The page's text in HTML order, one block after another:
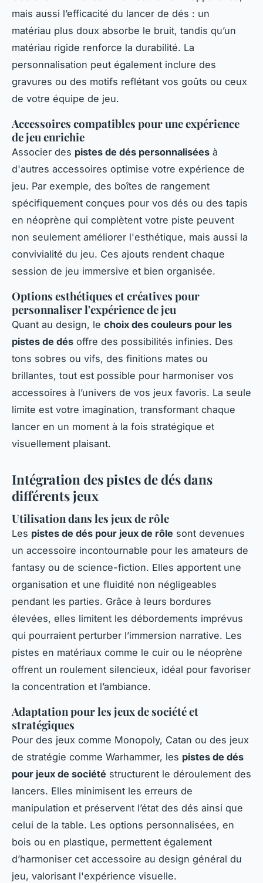
mais aussi l’efficacité du lancer de dés : un
matériau plus doux absorbe le bruit, tandis qu’un
matériau rigide renforce la durabilité. La
personnalisation peut également inclure des
gravures ou des motifs reflétant vos goûts ou ceux
de votre équipe de jeu.
Accessoires compatibles pour une expérience
de jeu enrichie
Associer des pistes de dés personnalisées à
d'autres accessoires optimise votre expérience de
jeu. Par exemple, des boîtes de rangement
spécifiquement conçues pour vos dés ou des tapis
en néoprène qui complètent votre piste peuvent
non seulement améliorer l'esthétique, mais aussi la
convivialité du jeu. Ces ajouts rendent chaque
session de jeu immersive et bien organisée.
Options esthétiques et créatives pour
personnaliser l'expérience de jeu
Quant au design, le choix des couleurs pour les
pistes de dés offre des possibilités infinies. Des
tons sobres ou vifs, des finitions mates ou
brillantes, tout est possible pour harmoniser vos
accessoires à l’univers de vos jeux favoris. La seule
limite est votre imagination, transformant chaque
lancer en un moment à la fois stratégique et
visuellement plaisant.
Intégration des pistes de dés dans
différents jeux
Utilisation dans les jeux de rôle
Les pistes de dés pour jeux de rôle sont devenues
un accessoire incontournable pour les amateurs de
fantasy ou de science-fiction. Elles apportent une
organisation et une fluidité non négligeables
pendant les parties. Grâce à leurs bordures
élevées, elles limitent les débordements imprévus
qui pourraient perturber l’immersion narrative. Les
pistes en matériaux comme le cuir ou le néoprène
offrent un roulement silencieux, idéal pour favoriser
la concentration et l’ambiance.
Adaptation pour les jeux de société et
stratégiques
Pour des jeux comme Monopoly, Catan ou des jeux
de stratégie comme Warhammer, les pistes de dés
pour jeux de société structurent le déroulement des
lancers. Elles minimisent les erreurs de
manipulation et préservent l’état des dés ainsi que
celui de la table. Les options personnalisées, en
bois ou en plastique, permettent également
d’harmoniser cet accessoire au design général du
jeu, valorisant l'expérience visuelle.